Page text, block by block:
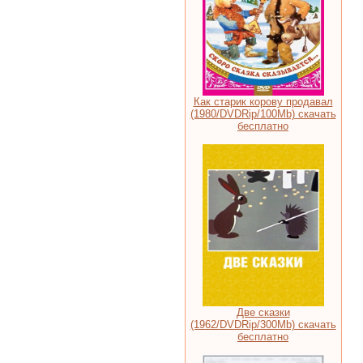
Как старик корову продавал
(1980/DVDRip/100Mb) скачать
бесплатно
Две сказки
(1962/DVDRip/300Mb) скачать
бесплатно